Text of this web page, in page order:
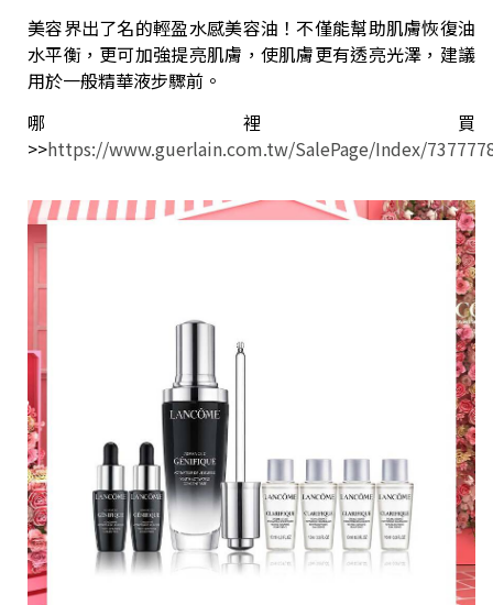
美容界出了名的輕盈水感美容油！不僅能幫助肌膚恢復油
水平衡，更可加強提亮肌膚，使肌膚更有透亮光澤，建議
用於一般精華液步驟前。
哪裡買
>>https://www.guerlain.com.tw/SalePage/Index/